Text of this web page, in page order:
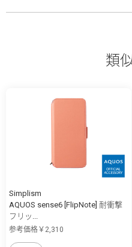
類
Simplism
AQUOS sense6 [FlipNote] 耐衝撃
フリッ...
参考価格￥2,310